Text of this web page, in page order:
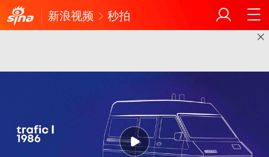
新浪视频 秒拍